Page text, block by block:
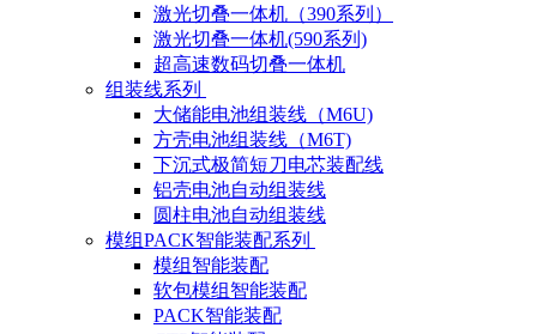
激光切叠一体机（390系列）
激光切叠一体机(590系列)
超高速数码切叠一体机
组装线系列
大储能电池组装线（M6U)
方壳电池组装线（M6T)
下沉式极简短刀电芯装配线
铝壳电池自动组装线
圆柱电池自动组装线
模组PACK智能装配系列
模组智能装配
软包模组智能装配
PACK智能装配